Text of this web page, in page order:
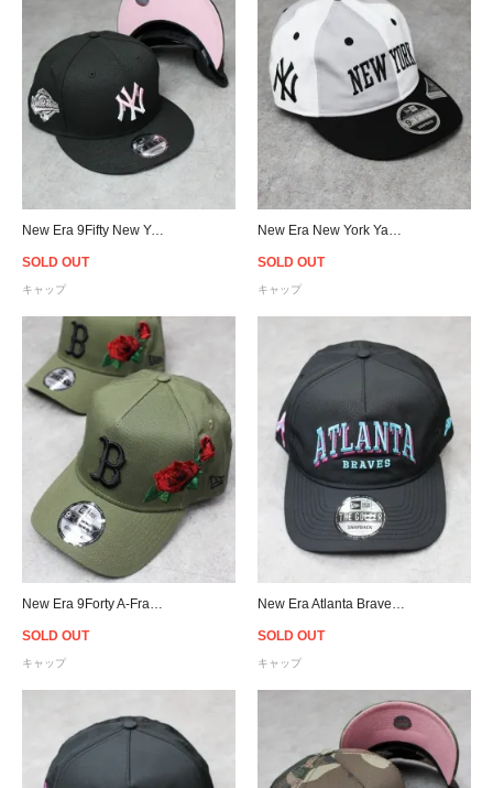
New Era 9Fifty New York Yankees Pink Drip Logo Snapback Cap - Black/Pink
SOLD OUT
キャップ
SOLD OUT
キャップ
SOLD OUT
キャップ
SOLD OUT
キャップ